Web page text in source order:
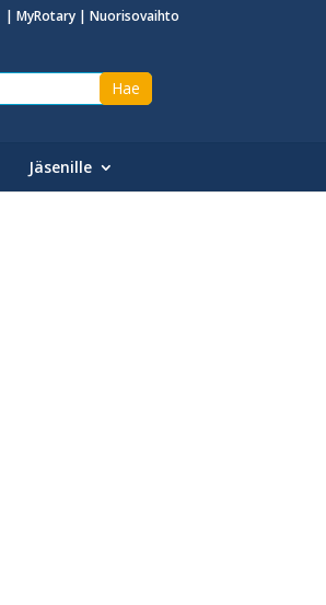
| MyRotary| Nuorisovaihto
Jäsenille